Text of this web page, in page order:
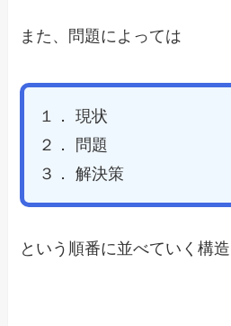
また、問題によっては
１． 現状
２． 問題
３． 解決策
という順番に並べていく構造